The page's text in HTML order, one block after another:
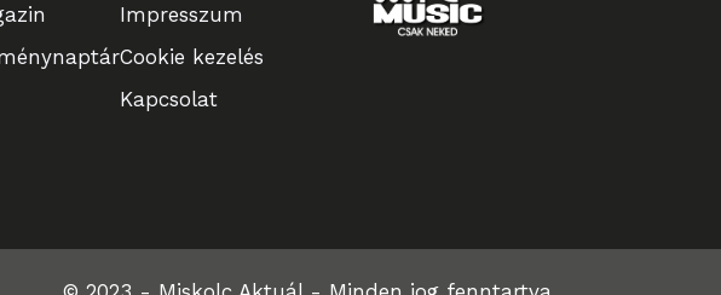
Impresszum
Cookie kezelés
Kapcsolat